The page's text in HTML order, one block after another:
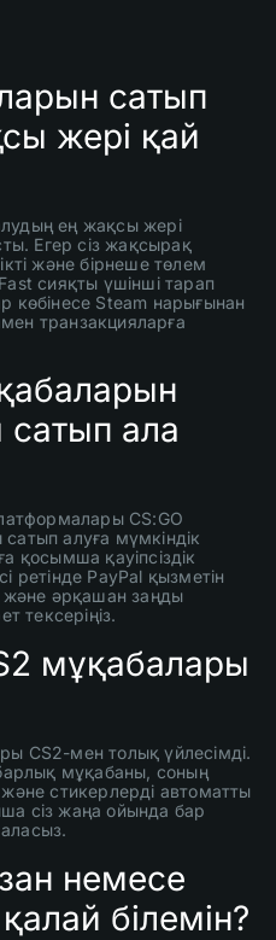
сатып
жері қай
ең жақсы жері
Егер сіз жақсырақ
және бірнеше төлем
сияқты үшінші тарап
көбінесе Steam нарығынан
транзакцияларға
ала
CS:GO
алуға мүмкіндік
қосымша қауіпсіздік
ретінде PayPal қызметін
және әрқашан заңды
тексеріңіз.
мұқабалары
CS2-мен толық үйлесімді.
мұқабаны, соның
стикерлерді автоматты
сіз жаңа ойында бар
немесе
білемін?